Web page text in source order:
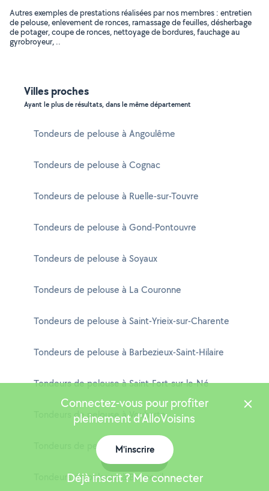
Autres exemples de prestations réalisées par nos membres : entretien
de pelouse, enlevement de ronces, ramassage de feuilles, désherbage
de potager, coupe de ronces, nettoyage de bordures, fauchage au
gyrobroyeur, ..
Villes proches
Ayant le plus de résultats, dans le même département
Tondeurs de pelouse à Angoulême
Tondeurs de pelouse à Cognac
Tondeurs de pelouse à Ruelle-sur-Touvre
Tondeurs de pelouse à Gond-Pontouvre
Tondeurs de pelouse à Soyaux
Tondeurs de pelouse à La Couronne
Tondeurs de pelouse à Saint-Yrieix-sur-Charente
Tondeurs de pelouse à Barbezieux-Saint-Hilaire
Tondeurs de pelouse à Saint-Fort-sur-le-Né
Tondeurs de pelouse à Vouharte
Tondeurs de pelouse à Nanclars
Tondeurs de pelouse à Bonneuil
Connectez-vous pour profiter
pleinement d'AlloVoisins
M'inscrire
Déjà inscrit ? Me connecter